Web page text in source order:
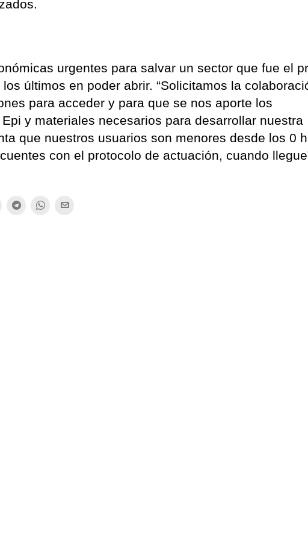
urgentes para salvar un sector que fue el
últimos en poder abrir. “Solicitamos la
para acceder y para que se nos aporte los
y materiales necesarios para desarrollar nuestra
que nuestros usuarios son menores desde los 0
con el protocolo de actuación, cuando